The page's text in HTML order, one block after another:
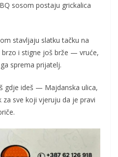
sosom postaju grickalica
stavljaju slatku tačku na
brzo i stigne još brže — vruće,
sprema prijatelj.
gdje ideš — Majdanska ulica,
za sve koji vjeruju da je pravi